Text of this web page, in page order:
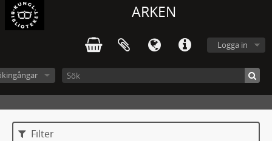
ARKEN
Logga in
Filter